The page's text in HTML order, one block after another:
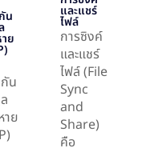
น
ย
น
ย
และแชร์
ไฟล์
การซิงค์
และแชร์
ไฟล์ (File
Sync
and
Share)
คือ